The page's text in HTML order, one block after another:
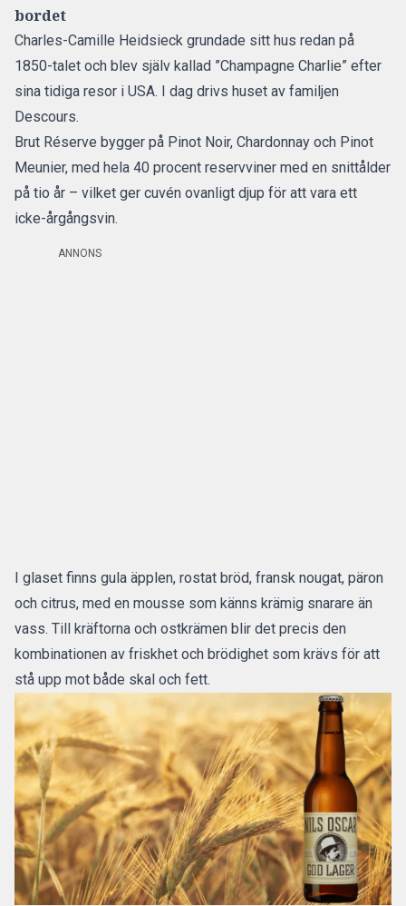
bordet
Charles-Camille Heidsieck grundade sitt hus redan på
1850-talet och blev själv kallad ”Champagne Charlie” efter
sina tidiga resor i USA. I dag drivs huset av familjen
Descours.
Brut Réserve bygger på Pinot Noir, Chardonnay och Pinot
Meunier, med hela 40 procent reservviner med en snittålder
på tio år – vilket ger cuvén ovanligt djup för att vara ett
icke-årgångsvin.
ANNONS
I glaset finns gula äpplen, rostat bröd, fransk nougat, päron
och citrus, med en mousse som känns krämig snarare än
vass. Till kräftorna och ostkrämen blir det precis den
kombinationen av friskhet och brödighet som krävs för att
stå upp mot både skal och fett.